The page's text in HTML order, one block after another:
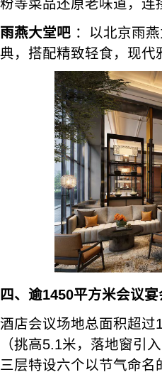
粉等菜品还原老味道，连
雨燕大堂吧 ：以北京雨
典，搭配精致轻食，现代
四、逾1450平方米会议
酒店会议场地总面积超过
（挑高5.1米，落地窗引
三层特设六个以节气命